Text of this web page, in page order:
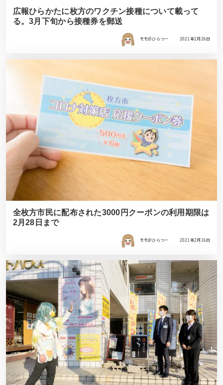
広報ひらかたに枚方のワクチン接種について載って
る。3月下旬から接種券を郵送
モモ＠ひらつー 2021年2月26日
全枚方市民に配布された3000円クーポンの利用期限は
2月28日まで
モモ＠ひらつー 2021年2月16日